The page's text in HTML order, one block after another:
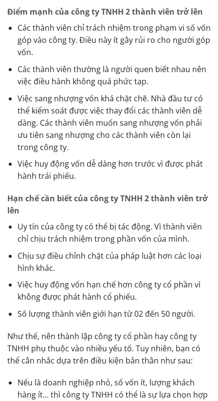
Điểm mạnh của công ty TNHH 2 thành viên trở lên
Các thành viên chỉ trách nhiệm trong phạm vi số vốn
góp vào công ty. Điều này ít gây rủi ro cho người góp
vốn.
Các thành viên thường là người quen biết nhau nên
việc điều hành không quá phức tạp.
Việc sang nhượng vốn khá chặt chẽ. Nhà đầu tư có
thể kiểm soát được việc thay đổi các thành viên dễ
dàng. Các thành viên muốn sang nhượng vốn phải
ưu tiên sang nhượng cho các thành viên còn lại
trong công ty.
Việc huy động vốn dễ dàng hơn trước vì được phát
hành trái phiếu.
Hạn chế cần biết của công ty TNHH 2 thành viên trở
lên
Uy tín của công ty có thể bị tác động. Vì thành viên
chỉ chịu trách nhiệm trong phần vốn của mình.
Chịu sự điều chỉnh chặt của pháp luật hơn các loại
hình khác.
Việc huy động vốn hạn chế hơn công ty cổ phần vì
không được phát hành cổ phiếu.
Số lượng thành viên giới hạn từ 02 đến 50 người.
Như thế, nên thành lập công ty cổ phần hay công ty
TNHH phụ thuộc vào nhiều yếu tố. Tuy nhiên, bạn có
thể cân nhắc dựa trên điều kiện bản thân như sau:
Nếu là doanh nghiệp nhỏ, số vốn ít, lượng khách
hàng ít… thì công ty TNHH có thể là sự lựa chọn hợp